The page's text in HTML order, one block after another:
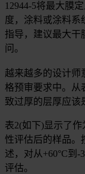
12944-5将最大膜
度，涂料或涂料系
指导，建议最大干
问。
越来越多的设计师
格预审要求中。从
致过厚的层厚应该
表2(如下)显示了
性评估后的样品。
述，对从+60°C到-
评估。